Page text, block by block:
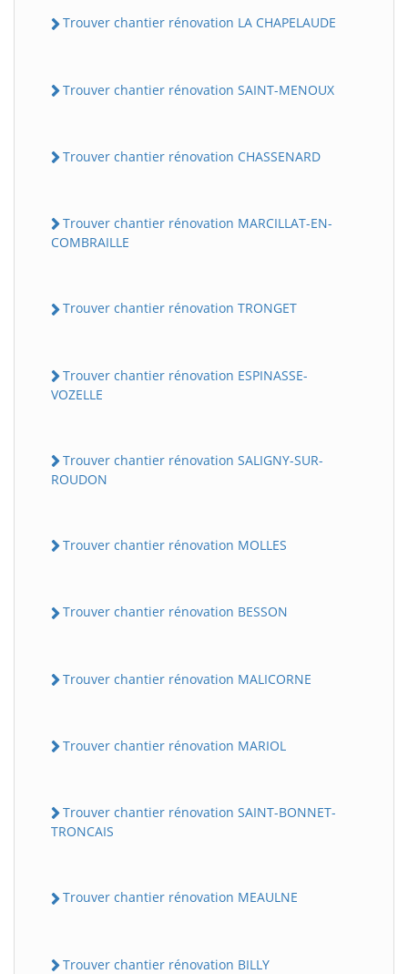
Trouver chantier rénovation LA CHAPELAUDE
Trouver chantier rénovation SAINT-MENOUX
Trouver chantier rénovation CHASSENARD
Trouver chantier rénovation MARCILLAT-EN-
COMBRAILLE
Trouver chantier rénovation TRONGET
Trouver chantier rénovation ESPINASSE-
VOZELLE
Trouver chantier rénovation SALIGNY-SUR-
ROUDON
Trouver chantier rénovation MOLLES
Trouver chantier rénovation BESSON
Trouver chantier rénovation MALICORNE
Trouver chantier rénovation MARIOL
Trouver chantier rénovation SAINT-BONNET-
TRONCAIS
Trouver chantier rénovation MEAULNE
Trouver chantier rénovation BILLY